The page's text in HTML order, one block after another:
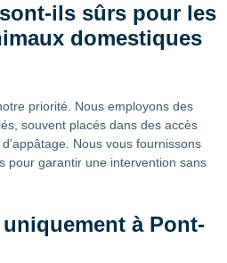
ils sûrs pour les
domestiques
priorité. Nous employons des
souvent placés dans des accès
Nous vous fournissons
pour garantir une intervention sans
à Pont-